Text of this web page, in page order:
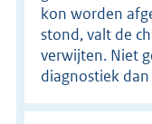
kon worden
stond, valt de
verwijten. Niet
diagnostiek